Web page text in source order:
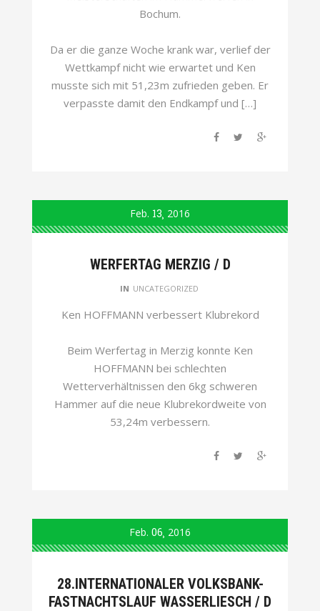
Bochum.
Da er die ganze Woche krank war, verlief der
Wettkampf nicht wie erwartet und Ken
musste sich mit 51,23m zufrieden geben. Er
verpasste damit den Endkampf und […]
Feb. 13 2016
WERFERTAG MERZIG / D
IN UNCATEGORIZED
Ken HOFFMANN verbessert Klubrekord
Beim Werfertag in Merzig konnte Ken
HOFFMANN bei schlechten
Wetterverhältnissen den 6kg schweren
Hammer auf die neue Klubrekordweite von
53,24m verbessern.
Feb. 06 2016
28.INTERNATIONALER VOLKSBANK-
FASTNACHTSLAUF WASSERLIESCH / D